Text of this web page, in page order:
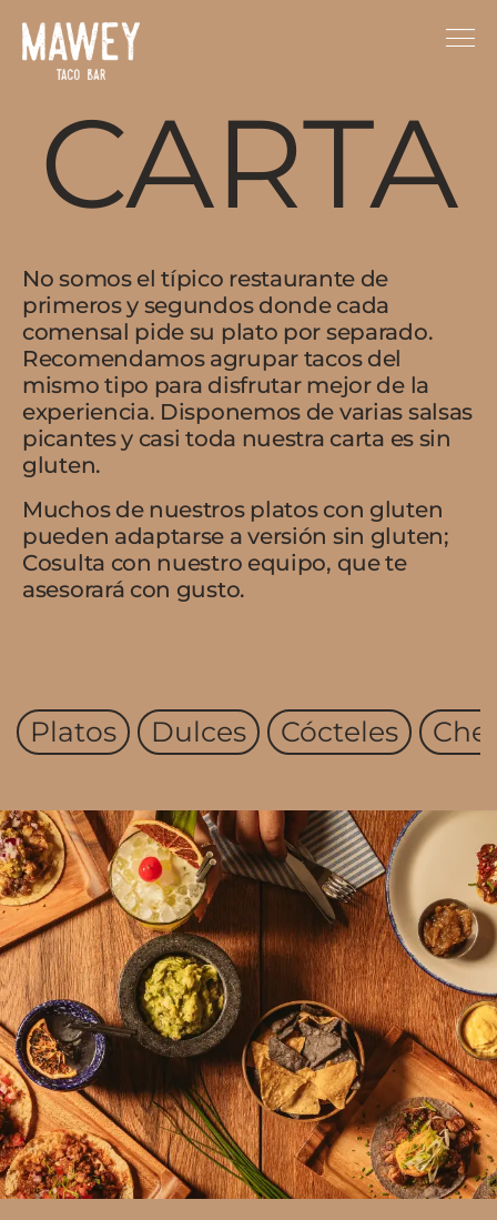
CARTA
No somos el típico restaurante de
primeros y segundos donde cada
comensal pide su plato por separado.
Recomendamos agrupar tacos del
mismo tipo para disfrutar mejor de la
experiencia. Disponemos de varias salsas
picantes y casi toda nuestra carta es sin
gluten.
Muchos de nuestros platos con gluten
pueden adaptarse a versión sin gluten;
Cosulta con nuestro equipo, que te
asesorará con gusto.
Platos Dulces Cócteles